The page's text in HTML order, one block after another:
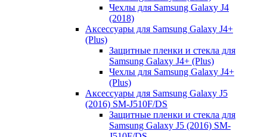
Чехлы для Samsung Galaxy J4
(2018)
Аксессуары для Samsung Galaxy J4+
(Plus)
Защитные пленки и стекла для
Samsung Galaxy J4+ (Plus)
Чехлы для Samsung Galaxy J4+
(Plus)
Аксессуары для Samsung Galaxy J5
(2016) SM-J510F/DS
Защитные пленки и стекла для
Samsung Galaxy J5 (2016) SM-